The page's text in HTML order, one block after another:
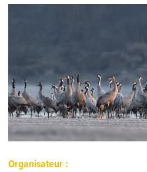
Organisateur :